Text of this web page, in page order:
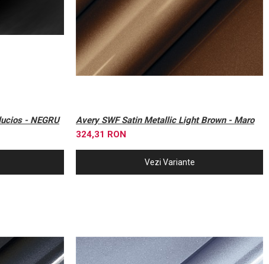
- NEGRU
Avery SWF Satin Metallic Light Brown - Maro
324,31 RON
Vezi Variante